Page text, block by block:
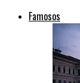
Famosos